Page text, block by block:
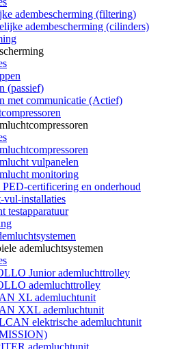
adembescherming (filtering)
adembescherming (cilinders)
(passief)
met communicatie (Actief)
vulpanelen
monitoring
PED-certificering en onderhoud
vul-installaties
testapparatuur
ademluchtsystemen
Junior ademluchttrolley
ademluchttrolley
XL ademluchtunit
XXL ademluchtunit
elektrische ademluchtunit
ademluchtunit